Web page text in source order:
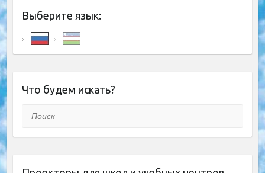
Выберите язык:
Что будем искать?
Поиск